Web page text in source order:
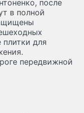
после
в полной
плитки для
передвижной